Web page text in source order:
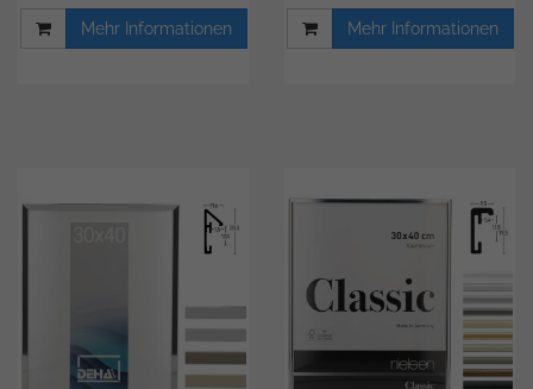
Mehr Informationen Mehr Informationen